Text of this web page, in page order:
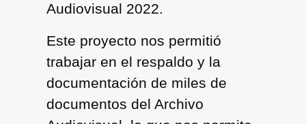
Audiovisual 2022.
Este proyecto nos permitió
trabajar en el respaldo y la
documentación de miles de
documentos del Archivo